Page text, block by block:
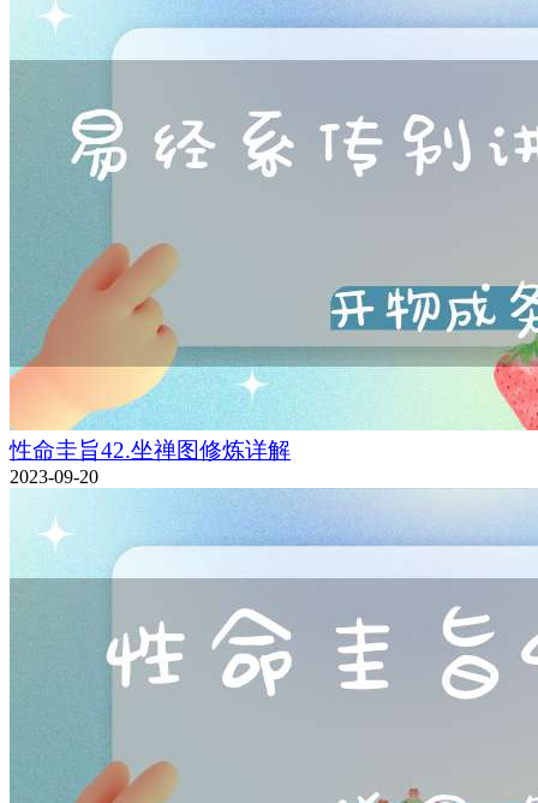
性命圭旨42.坐禅图修炼详解
2023-09-20